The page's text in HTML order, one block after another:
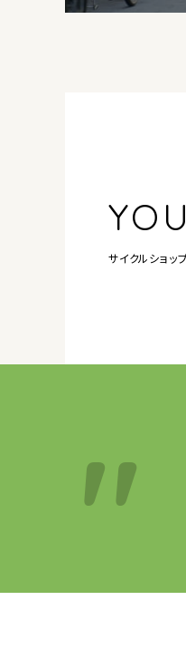
サイクルショッ